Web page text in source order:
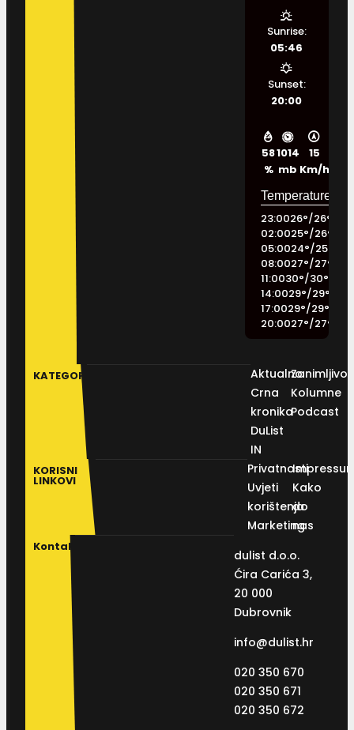
58
%
1014
mb
15
Km/h
Sunrise:
05:46
Sunset:
20:00
23:0026°/26°
02:0025°/26°
05:0024°/25°
08:0027°/27°
11:0030°/30°
14:0029°/29°
17:0029°/29°
20:0027°/27°
KATEGORIJE
Aktualno
Crna
kronika
DuList
IN
Kolumne
Podcast
KORISNI
LINKOVI
Privatnosti
Uvjeti
korištenja
Marketing
Kako
do
nas
Kontakt
dulist d.o.o.
Ćira Carića 3,
20 000
Dubrovnik
info@dulist.hr
020 350 670
020 350 671
020 350 672